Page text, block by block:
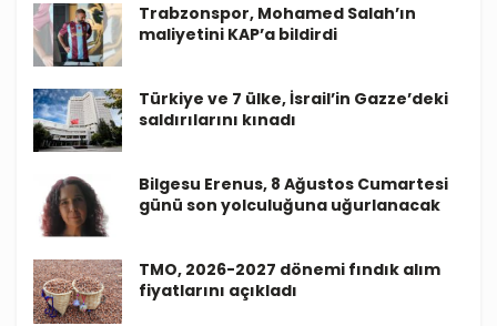
Trabzonspor, Mohamed Salah’ın
maliyetini KAP’a bildirdi
Türkiye ve 7 ülke, İsrail’in Gazze’deki
saldırılarını kınadı
Bilgesu Erenus, 8 Ağustos Cumartesi
günü son yolculuğuna uğurlanacak
TMO, 2026-2027 dönemi fındık alım
fiyatlarını açıkladı